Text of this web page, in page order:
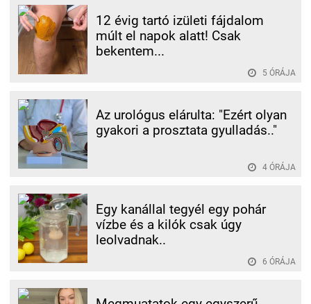
12 évig tartó izületi fájdalom
múlt el napok alatt! Csak
bekentem...
5 ÓRÁJA
Az urológus elárulta: "Ezért olyan
gyakori a prosztata gyulladás.."
4 ÓRÁJA
Egy kanállal tegyél egy pohár
vízbe és a kilók csak úgy
leolvadnak..
6 ÓRÁJA